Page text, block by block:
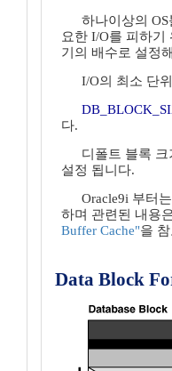
하나이상의
요한 I/O를 피하기
기의 배수로 설정
I/O의 최소 단
다.
디폴트 블록 크
설정 됩니다.
Oracle9i 부터
하며 관련된 내용
Buffer Cache"을
Data Block